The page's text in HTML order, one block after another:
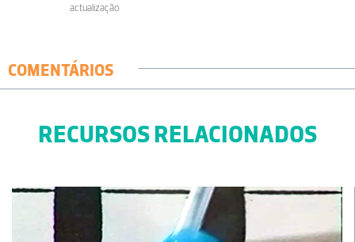
actualização.
COMENTÁRIOS
RECURSOS RELACIONADOS